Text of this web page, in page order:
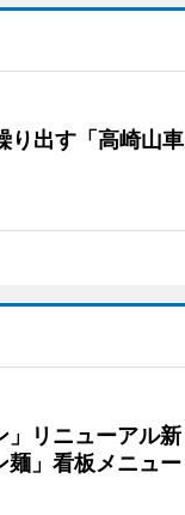
り出す「高崎山車
」リニューアル新
」看板メニュー